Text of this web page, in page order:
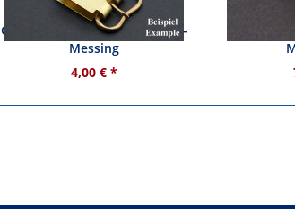
Gürtelblech - ca. 29 mm breit -
Messing
4,00 € *